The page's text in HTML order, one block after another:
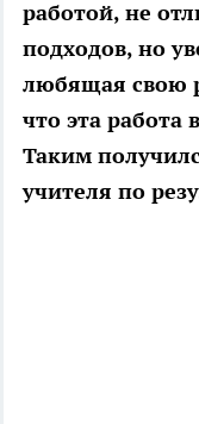
работой, не
подходов, но
любящая свою
что эта работа
Таким
учителя по